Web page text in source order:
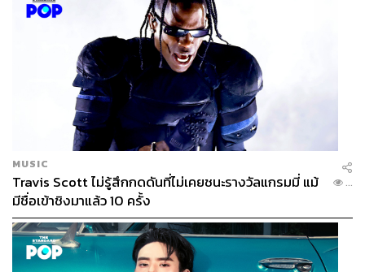
MUSIC
Travis Scott ไม่รู้สึกกดดันที่ไม่เคยชนะรางวัลแกรมมี่ แม้
มีชื่อเข้าชิงมาแล้ว 10 ครั้ง
...